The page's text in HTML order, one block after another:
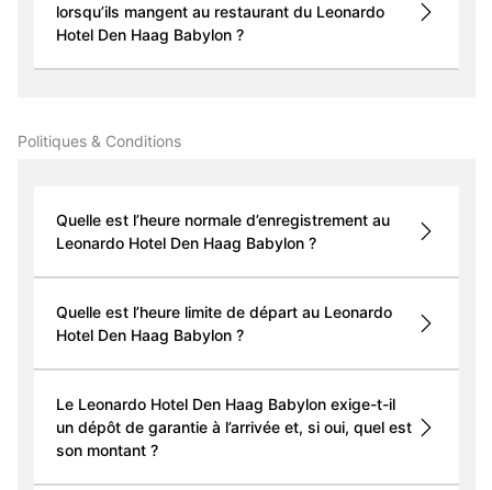
lorsqu’ils mangent au restaurant du Leonardo
Hotel Den Haag Babylon ?
Politiques & Conditions
Quelle est l’heure normale d’enregistrement au
Leonardo Hotel Den Haag Babylon ?
Quelle est l’heure limite de départ au Leonardo
Hotel Den Haag Babylon ?
Le Leonardo Hotel Den Haag Babylon exige-t-il
un dépôt de garantie à l’arrivée et, si oui, quel est
son montant ?